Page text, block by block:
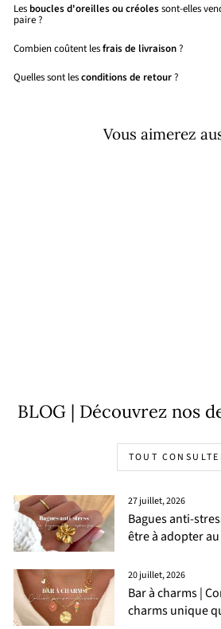
Les boucles d'oreilles ou créolessont-elles
paire ?
Combien coûtent lesfrais de livraison?
Quelles sont lesconditions de retour?
Vous aimerez
BLOG | Découvrez nos
TOUT
27 juillet, 2026
Bagues anti-
être à adopter
20 juillet, 2026
Bar à charms |
charms unique